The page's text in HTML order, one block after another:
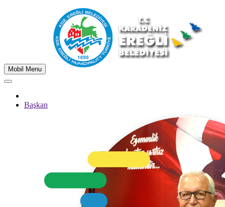
Mobil Menu
Başkan